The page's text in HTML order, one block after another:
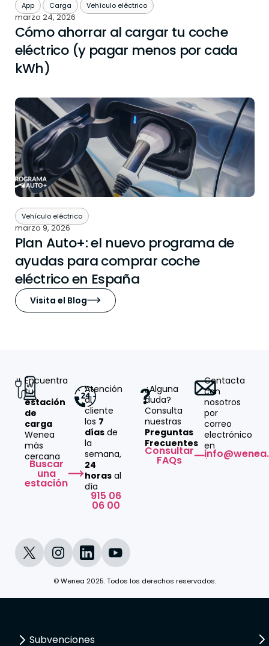
App Carga Vehículo eléctrico
marzo 24, 2026
Cómo ahorrar al cargar tu coche
eléctrico (y pagar menos por cada
kWh)
Vehículo eléctrico
marzo 9, 2026
Plan Auto+: el nuevo programa de
ayudas para comprar coche
eléctrico en España
Visita el Blog
Encuentra
tu
estación
de
carga
Wenea
más
cercana
Buscar
una
estación
Atención
al
cliente
los 7
díasde
la
semana,
24
horasal
día
915 06
06 00
¿Alguna
duda?
Consulta
nuestras
Preguntas
Frecuentes
Consultar
FAQs
Contacta
con
nosotros
por
correo
electrónico
en
© Wenea 2025. Todos los derechos reservados.
Subvenciones